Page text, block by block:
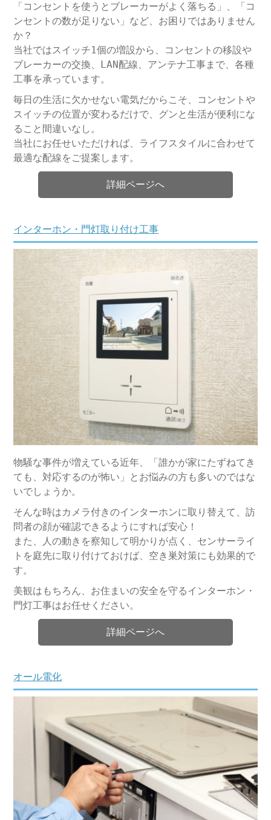
「コンセントを使うとブレーカーがよく落ちる」、「コ
ンセントの数が足りない」など、お困りではありません
か？
当社ではスイッチ1個の増設から、コンセントの移設や
ブレーカーの交換、LAN配線、アンテナ工事まで、各種
工事を承っています。
毎日の生活に欠かせない電気だからこそ、コンセントや
スイッチの位置が変わるだけで、グンと生活が便利にな
ること間違いなし。
当社にお任せいただければ、ライフスタイルに合わせて
最適な配線をご提案します。
詳細ページへ
インターホン・門灯取り付け工事
物騒な事件が増えている近年、「誰かが家にたずねてき
ても、対応するのが怖い」とお悩みの方も多いのではな
いでしょうか。
そんな時はカメラ付きのインターホンに取り替えて、訪
問者の顔が確認できるようにすれば安心！
また、人の動きを察知して明かりが点く、センサーライ
トを庭先に取り付けておけば、空き巣対策にも効果的で
す。
美観はもちろん、お住まいの安全を守るインターホン・
門灯工事はお任せください。
詳細ページへ
オール電化